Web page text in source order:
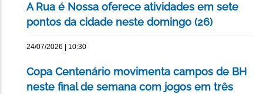
A Rua é Nossa oferece atividades em sete
pontos da cidade neste domingo (26)
24/07/2026 | 10:30
Copa Centenário movimenta campos de BH
neste final de semana com jogos em três